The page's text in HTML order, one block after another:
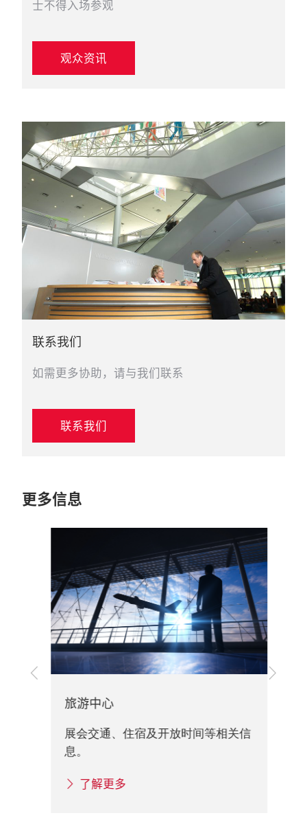
士不得入场参观
观众资讯
联系我们
如需更多协助，请与我们联系
联系我们
更多信息
上
下
旅游中心
展会交通、住宿及开放时间等相关信
息。
了解更多